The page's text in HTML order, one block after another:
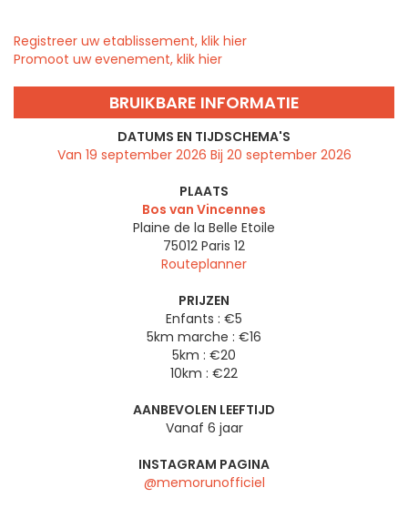
Registreer uw etablissement, klik hier
Promoot uw evenement, klik hier
BRUIKBARE INFORMATIE
DATUMS EN TIJDSCHEMA'S
Van 19 september 2026 Bij 20 september 2026
PLAATS
Bos van Vincennes
Plaine de la Belle Etoile
75012 Paris 12
Routeplanner
PRIJZEN
Enfants : €5
5km marche : €16
5km : €20
10km : €22
AANBEVOLEN LEEFTIJD
Vanaf 6 jaar
INSTAGRAM PAGINA
@memorunofficiel